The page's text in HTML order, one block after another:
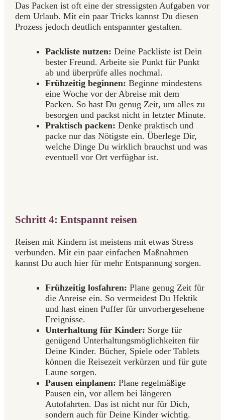
Das Packen ist oft eine der stressigsten Aufgaben vor
dem Urlaub. Mit ein paar Tricks kannst Du diesen
Prozess jedoch deutlich entspannter gestalten.
Packliste nutzen: Deine Packliste ist Dein
bester Freund. Arbeite sie Punkt für Punkt
ab und überprüfe alles nochmal.
Frühzeitig beginnen: Beginne mindestens
eine Woche vor der Abreise mit dem
Packen. So hast Du genug Zeit, um alles zu
besorgen und packst nicht in letzter Minute.
Praktisch packen: Denke praktisch und
packe nur das Nötigste ein. Überlege Dir,
welche Dinge Du wirklich brauchst und was
eventuell vor Ort verfügbar ist.
Schritt 4: Entspannt reisen
Reisen mit Kindern ist meistens mit etwas Stress
verbunden. Mit ein paar einfachen Maßnahmen
kannst Du auch hier für mehr Entspannung sorgen.
Frühzeitig losfahren: Plane genug Zeit für
die Anreise ein. So vermeidest Du Hektik
und hast einen Puffer für unvorhergesehene
Ereignisse.
Unterhaltung für Kinder: Sorge für
genügend Unterhaltungsmöglichkeiten für
Deine Kinder. Bücher, Spiele oder Tablets
können die Reisezeit verkürzen und für gute
Laune sorgen.
Pausen einplanen: Plane regelmäßige
Pausen ein, vor allem bei längeren
Autofahrten. Das ist nicht nur für Dich,
sondern auch für Deine Kinder wichtig.